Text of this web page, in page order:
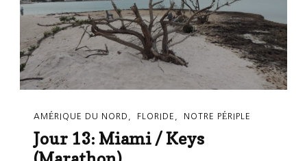
AMÉRIQUE DU NORD FLORIDE NOTRE PÉRIPLE
Jour 13: Miami / Keys